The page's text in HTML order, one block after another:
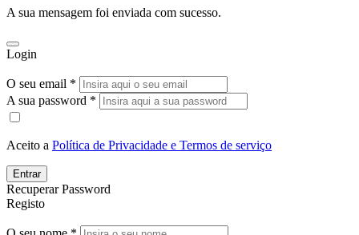
A sua mensagem foi enviada com sucesso.
Login
O seu email *
A sua password *
Aceito a Política de Privacidade e Termos de serviço
Entrar
Recuperar Password
Registo